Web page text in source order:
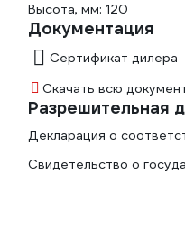
Высота, мм: 120
Документация
Сертификат дилера
Скачать всю
Разрешительная
Декларация о
Свидетельство о